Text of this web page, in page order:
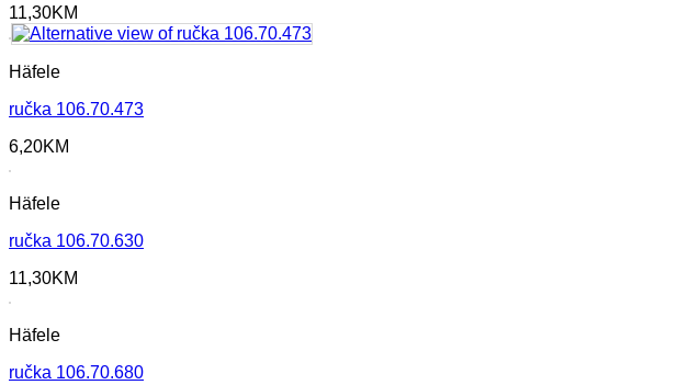
11,30KM
Häfele
ručka 106.70.473
6,20KM
Häfele
ručka 106.70.630
11,30KM
Häfele
ručka 106.70.680